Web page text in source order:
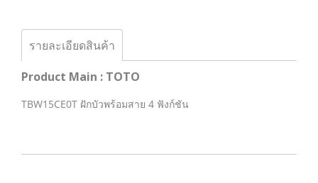
รายละเอียดสินค้า
Product Main : TOTO
TBW15CE0T ฝักบัวพร้อมสาย 4 ฟังก์ชัน